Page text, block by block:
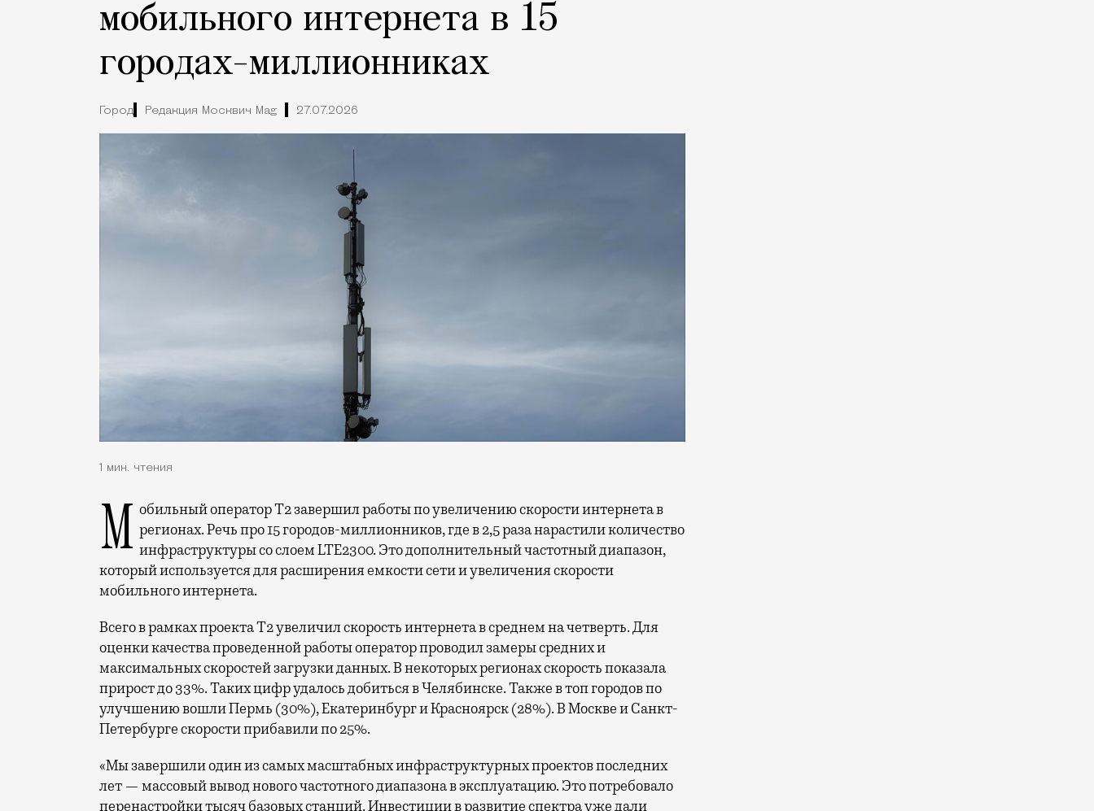
мобильного интернета в 15
городах-миллионниках
Город Редакция Москвич Mag 27.07.2026
1 мин. чтения
Мобильный оператор Т2 завершил работы по увеличению скорости интернета в регионах. Речь про 15 городов-миллионников, где в 2,5 раза нарастили количество
инфраструктуры со слоем LTE2300. Это дополнительный частотный диапазон,
который используется для расширения емкости сети и увеличения скорости
мобильного интернета.
Всего в рамках проекта Т2 увеличил скорость интернета в среднем на четверть. Для
оценки качества проведенной работы оператор проводил замеры средних и
максимальных скоростей загрузки данных. В некоторых регионах скорость показала
прирост до 33%. Таких цифр удалось добиться в Челябинске. Также в топ городов по
улучшению вошли Пермь (30%), Екатеринбург и Красноярск (28%). В Москве и Санкт-
Петербурге скорости прибавили по 25%.
«Мы завершили один из самых масштабных инфраструктурных проектов последних
лет — массовый вывод нового частотного диапазона в эксплуатацию. Это потребовало
перенастройки тысяч базовых станций. Инвестиции в развитие спектра уже дали